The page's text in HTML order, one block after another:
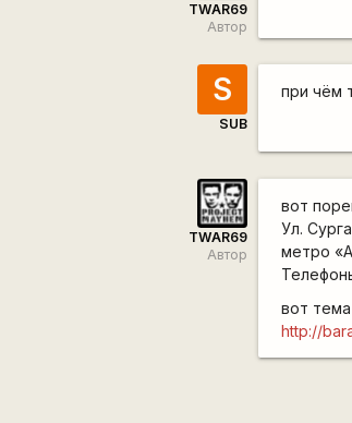
TWAR69
Автор
S
SUB
при чём
TWAR69
Автор
вот
Ул.
метро
вот
http://